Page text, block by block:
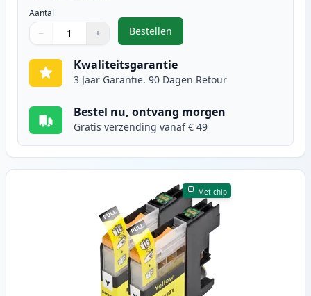
Aantal
Gebruik de knoppen om aan te passen
− +
1
Bestellen
,2 stuks Brother LC123 (LC121)
Kwaliteitsgarantie
3 Jaar Garantie. 90 Dagen Retour
Bestel nu, ontvang morgen
Gratis verzending vanaf € 49
Met chip